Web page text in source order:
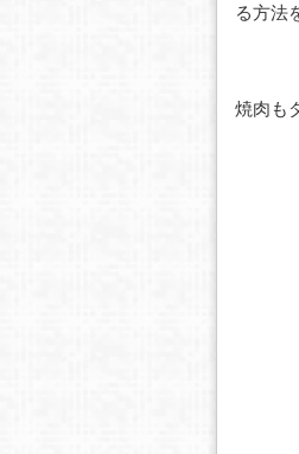
る方法
焼肉も